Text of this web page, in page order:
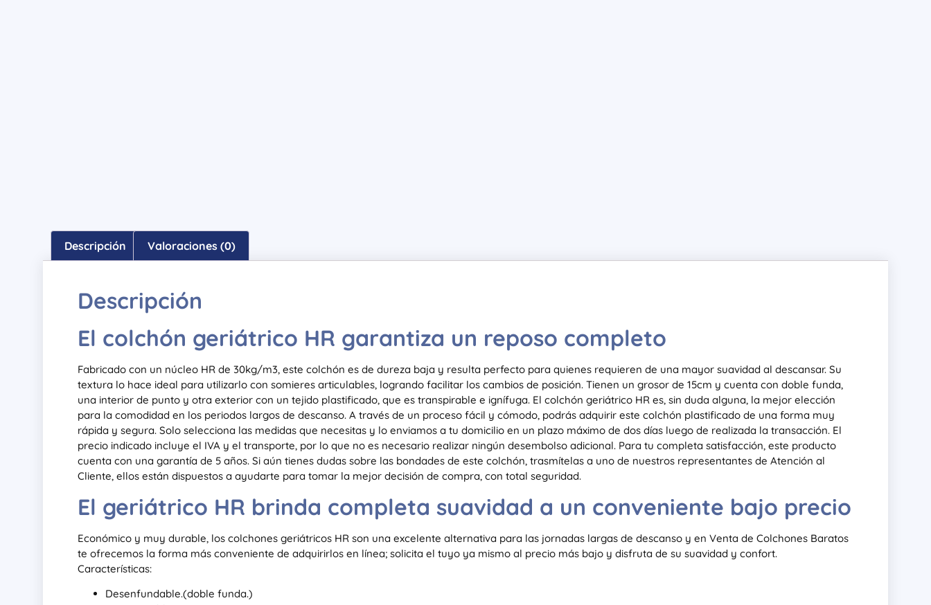
Descripción Valoraciones (0)
Descripción
El colchón geriátrico HR garantiza un reposo completo
Fabricado con un núcleo HR de 30kg/m3, este colchón es de dureza baja y resulta perfecto para quienes requieren de una mayor suavidad al descansar. Su
textura lo hace ideal para utilizarlo con somieres articulables, logrando facilitar los cambios de posición. Tienen un grosor de 15cm y cuenta con doble funda,
una interior de punto y otra exterior con un tejido plastificado, que es transpirable e ignífuga. El colchón geriátrico HR es, sin duda alguna, la mejor elección
para la comodidad en los periodos largos de descanso. A través de un proceso fácil y cómodo, podrás adquirir este colchón plastificado de una forma muy
rápida y segura. Solo selecciona las medidas que necesitas y lo enviamos a tu domicilio en un plazo máximo de dos días luego de realizada la transacción. El
precio indicado incluye el IVA y el transporte, por lo que no es necesario realizar ningún desembolso adicional. Para tu completa satisfacción, este producto
cuenta con una garantía de 5 años. Si aún tienes dudas sobre las bondades de este colchón, trasmítelas a uno de nuestros representantes de Atención al
Cliente, ellos están dispuestos a ayudarte para tomar la mejor decisión de compra, con total seguridad.
El geriátrico HR brinda completa suavidad a un conveniente bajo precio
Económico y muy durable, los colchones geriátricos HR son una excelente alternativa para las jornadas largas de descanso y en Venta de Colchones Baratos
te ofrecemos la forma más conveniente de adquirirlos en línea; solicita el tuyo ya mismo al precio más bajo y disfruta de su suavidad y confort.
Características:
Desenfundable.(doble funda.)